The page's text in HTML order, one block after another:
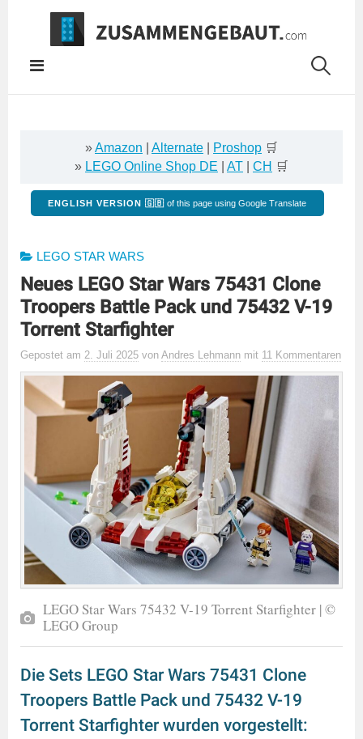
Springe
Inhalt
»Amazon Alternate Proshop 🛒
» LEGO Online Shop DE AT CH 🛒
ENGLISH VERSION 🇬🇧 of this page using Google Translate
LEGO STAR WARS
Neues LEGO Star Wars 75431 Clone
Troopers Battle Pack und 75432 V-19
Torrent Starfighter
Gepostet am 2. Juli 2025 von Andres Lehmann mit 11 Kommentaren
LEGO Star Wars 75432 V-19 Torrent Starfighter | ©
LEGO Group
Die Sets LEGO Star Wars 75431 Clone
Troopers Battle Pack und 75432 V-19
Torrent Starfighter wurden vorgestellt: